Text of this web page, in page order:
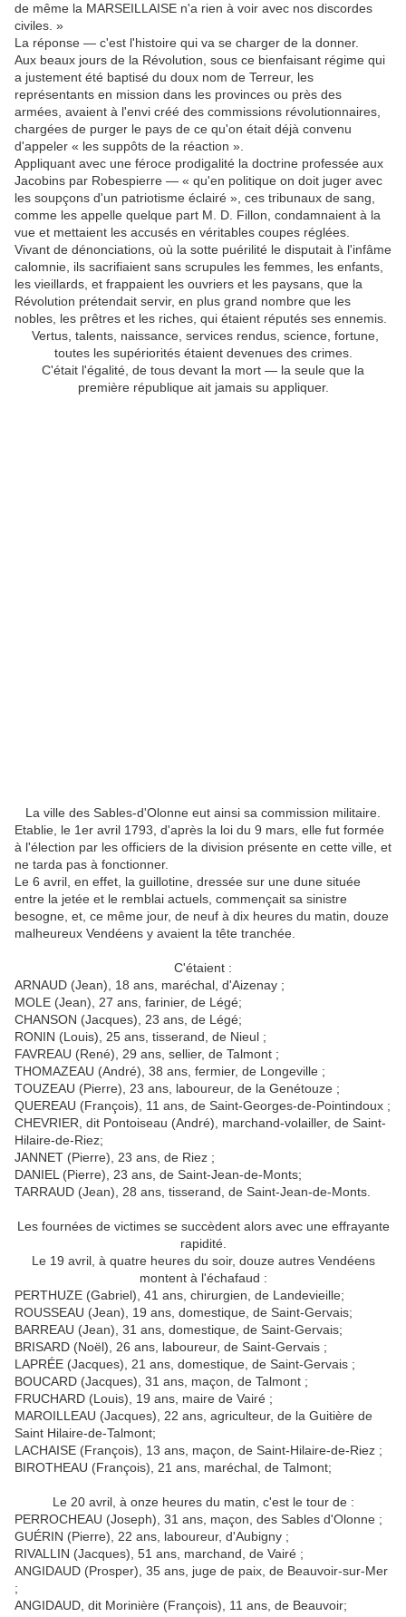
de même la MARSEILLAISE n'a rien à voir avec nos discordes
civiles. »
La réponse — c'est l'histoire qui va se charger de la donner.
Aux beaux jours de la Révolution, sous ce bienfaisant régime qui
a justement été baptisé du doux nom de Terreur, les
représentants en mission dans les provinces ou près des
armées, avaient à l'envi créé des commissions révolutionnaires,
chargées de purger le pays de ce qu'on était déjà convenu
d'appeler « les suppôts de la réaction ».
Appliquant avec une féroce prodigalité la doctrine professée aux
Jacobins par Robespierre — « qu'en politique on doit juger avec
les soupçons d'un patriotisme éclairé », ces tribunaux de sang,
comme les appelle quelque part M. D. Fillon, condamnaient à la
vue et mettaient les accusés en véritables coupes réglées.
Vivant de dénonciations, où la sotte puérilité le disputait à l'infâme
calomnie, ils sacrifiaient sans scrupules les femmes, les enfants,
les vieillards, et frappaient les ouvriers et les paysans, que la
Révolution prétendait servir, en plus grand nombre que les
nobles, les prêtres et les riches, qui étaient réputés ses ennemis.
Vertus, talents, naissance, services rendus, science, fortune,
toutes les supériorités étaient devenues des crimes.
C'était l'égalité, de tous devant la mort — la seule que la
première république ait jamais su appliquer.
La ville des Sables-d'Olonne eut ainsi sa commission militaire.
Etablie, le 1er avril 1793, d'après la loi du 9 mars, elle fut formée
à l'élection par les officiers de la division présente en cette ville, et
ne tarda pas à fonctionner.
Le 6 avril, en effet, la guillotine, dressée sur une dune située
entre la jetée et le remblai actuels, commençait sa sinistre
besogne, et, ce même jour, de neuf à dix heures du matin, douze
malheureux Vendéens y avaient la tête tranchée.
C'étaient :
ARNAUD (Jean), 18 ans, maréchal, d'Aizenay ;
MOLE (Jean), 27 ans, farinier, de Légé;
CHANSON (Jacques), 23 ans, de Légé;
RONIN (Louis), 25 ans, tisserand, de Nieul ;
FAVREAU (René), 29 ans, sellier, de Talmont ;
THOMAZEAU (André), 38 ans, fermier, de Longeville ;
TOUZEAU (Pierre), 23 ans, laboureur, de la Genétouze ;
QUEREAU (François), 11 ans, de Saint-Georges-de-Pointindoux ;
CHEVRIER, dit Pontoiseau (André), marchand-volailler, de Saint-
Hilaire-de-Riez;
JANNET (Pierre), 23 ans, de Riez ;
DANIEL (Pierre), 23 ans, de Saint-Jean-de-Monts;
TARRAUD (Jean), 28 ans, tisserand, de Saint-Jean-de-Monts.
Les fournées de victimes se succèdent alors avec une effrayante
rapidité.
Le 19 avril, à quatre heures du soir, douze autres Vendéens
montent à l'échafaud :
PERTHUZE (Gabriel), 41 ans, chirurgien, de Landevieille;
ROUSSEAU (Jean), 19 ans, domestique, de Saint-Gervais;
BARREAU (Jean), 31 ans, domestique, de Saint-Gervais;
BRISARD (Noël), 26 ans, laboureur, de Saint-Gervais ;
LAPRÉE (Jacques), 21 ans, domestique, de Saint-Gervais ;
BOUCARD (Jacques), 31 ans, maçon, de Talmont ;
FRUCHARD (Louis), 19 ans, maire de Vairé ;
MAROILLEAU (Jacques), 22 ans, agriculteur, de la Guitière de
Saint Hilaire-de-Talmont;
LACHAISE (François), 13 ans, maçon, de Saint-Hilaire-de-Riez ;
BIROTHEAU (François), 21 ans, maréchal, de Talmont;
Le 20 avril, à onze heures du matin, c'est le tour de :
PERROCHEAU (Joseph), 31 ans, maçon, des Sables d'Olonne ;
GUÉRIN (Pierre), 22 ans, laboureur, d'Aubigny ;
RIVALLIN (Jacques), 51 ans, marchand, de Vairé ;
ANGIDAUD (Prosper), 35 ans, juge de paix, de Beauvoir-sur-Mer
;
ANGIDAUD, dit Morinière (François), 11 ans, de Beauvoir;